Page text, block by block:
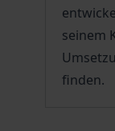
seinem
finden.